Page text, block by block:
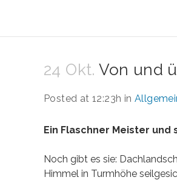
24 Okt. Von und
Posted at 12:23h in
Ein Flaschner Meister
Noch gibt es sie:
Himmel in Turmhöhe